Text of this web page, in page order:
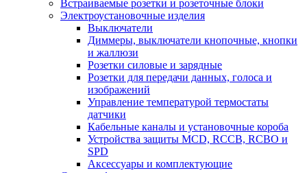
Встраиваемые розетки и розеточные блоки
Электроустановочные изделия
Выключатели
Диммеры, выключатели кнопочные, кнопки
и жаллюзи
Розетки силовые и зарядные
Розетки для передачи данных, голоса и
изображений
Управление температурой термостаты
датчики
Кабельные каналы и установочные короба
Устройства защиты MCD, RCCB, RCBO и
SPD
Аксессуары и комплектующие